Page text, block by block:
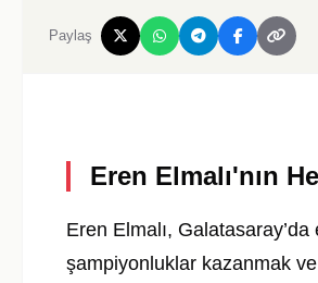
Paylaş
Eren Elmalı'nın
Eren Elmalı, Galatasaray
şampiyonluklar kazanmak